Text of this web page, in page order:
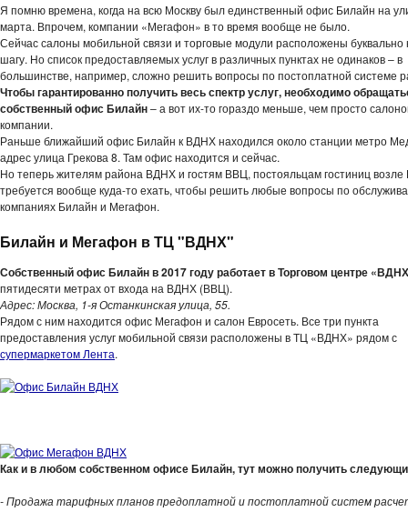
Я помню времена, когда на всю Москву был единственный офис Билайн на
марта. Впрочем, компании «Мегафон» в то время вообще не было.
Сейчас салоны мобильной связи и торговые модули расположены буквально
шагу. Но список предоставляемых услуг в различных пунктах не одинаков – в
большинстве, например, сложно решить вопросы по постоплатной системе
Чтобы гарантированно получить весь спектр услуг, необходимо
собственный офис Билайн– а вот их-то гораздо меньше, чем просто
компании.
Раньше ближайший офис Билайн к ВДНХ находился около станции метро
адрес улица Грекова 8. Там офис находится и сейчас.
Но теперь жителям района ВДНХ и гостям ВВЦ, постояльцам гостиниц
требуется вообще куда-то ехать, чтобы решить любые вопросы по
компаниях Билайн и Мегафон.
Билайн и Мегафон в ТЦ "ВДНХ"
Собственный офис Билайн в 2017 году работает в Торговом центре
пятидесяти метрах от входа на ВДНХ (ВВЦ).
Адрес: Москва, 1-я Останкинская улица, 55.
Рядом с ним находится офис Мегафон и салон Евросеть. Все три пункта
предоставления услуг мобильной связи расположены в ТЦ «ВДНХ» рядом с
супермаркетом Лента.
Как и в любом собственном офисе Билайн, тут можно получить
- Продажа тарифных планов предоплатной и постоплатной систем